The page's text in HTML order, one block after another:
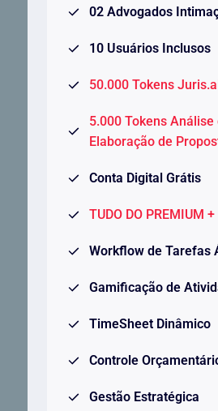
02 Advogados
10 Usuários Inclusos
50.000 Tokens
5.000 Tokens Análise
Elaboração de
Conta Digital Grátis
TUDO DO PREMIUM +
Workflow de Tarefas
Gamificação de
TimeSheet Dinâmico
Controle
Gestão Estratégica